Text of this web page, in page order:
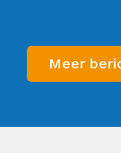
Meer